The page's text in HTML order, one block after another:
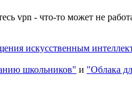
vpn - что-то может не
искусственным
школьников" и "Облака